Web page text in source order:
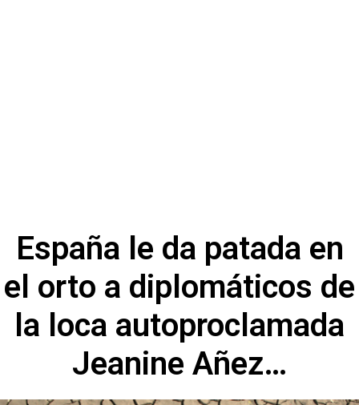
España le da patada en
el orto a diplomáticos de
la loca autoproclamada
Jeanine Añez…